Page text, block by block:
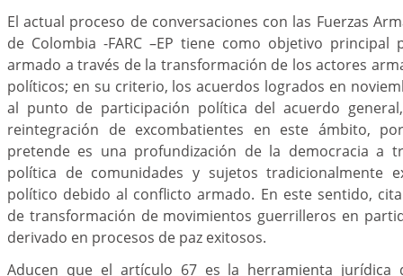
El actual proceso de conversaciones con las Fuerzas
de Colombia -FARC –EP tiene como objetivo
armado a través de la transformación de los actores
políticos; en su criterio, los acuerdos logrados en
al punto de participación política del acuerdo
reintegración de excombatientes en este ámbito,
pretende es una profundización de la democracia a
política de comunidades y sujetos tradicionalmente
político debido al conflicto armado. En este sentido,
de transformación de movimientos guerrilleros en
derivado en procesos de paz exitosos.
Aducen que el artículo 67 es la herramienta jurídica